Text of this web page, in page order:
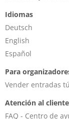
Idiomas
Deutsch
English
Español
Para
Vender entradas
Atención al cliente
FAQ - Centro de